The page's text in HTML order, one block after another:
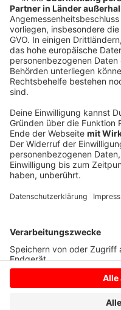
einzubetten.
Daten
sammeln.
Details durch
Nutzung des
Mehr
powered by
Katy Perry - Daisies
Anzeige
Anzeige